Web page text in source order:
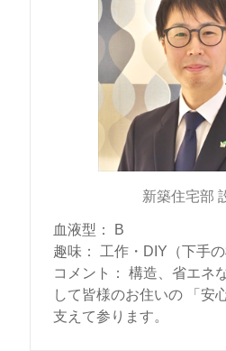
新築住宅部
血液型 ：
B
趣味 ：
工作・DIY（下手の
コメント
：
構造、省エネ
して皆様のお住いの 「安
支えて参ります。